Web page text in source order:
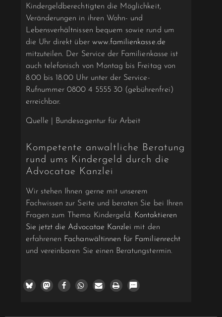
Kindergeldberechtigten die Möglichkeit,
Veränderungen in ihren Wohn- und
Lebensverhältnissen bequem sowie rund um
die Uhr direkt über www.familienkasse.de
mitzuteilen. Der Service der Familienkasse ist
auch telefonisch von Montag bis Freitag von
8.00 bis 18.00 Uhr unter der Service-
Rufnummer 0800 4 5555 30 (gebührenfrei)
erreichbar.
Quelle | Bundesagentur für Arbeit
Kompetente anwaltliche Beratung
rund ums Kindergeld durch die
Advocatae Kanzlei
Wir stehen Ihnen gerne mit unserem
Fachwissen zur Seite und beraten Sie bei Ihren
Fragen zum Thema Kindergeld. Kontaktieren
Sie jetzt die Advocatae Kanzlei mit den
erfahrenen Fachanwältinnen für Familienrecht
und vereinbaren Sie einen Beratungstermin.